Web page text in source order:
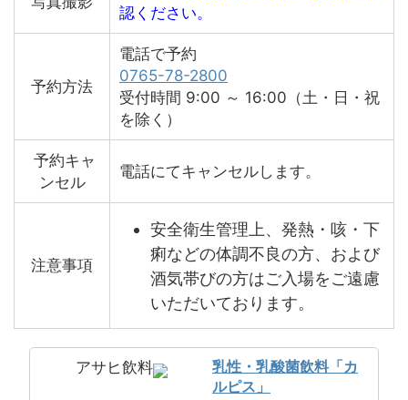
認ください。
予約方法
電話で予約
0765-78-2800
受付時間 9:00 ～ 16:00（土・日・祝
を除く）
予約キャ
ンセル
電話にてキャンセルします。
注意事項
安全衛生管理上、発熱・咳・下
痢などの体調不良の方、および
酒気帯びの方はご入場をご遠慮
いただいております。
アサヒ飲料
乳性・乳酸菌飲料「カ
ルピス」